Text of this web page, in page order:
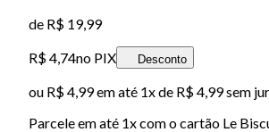
de R$ 19,99
R$ 4,74no PIX Desconto
ou R$ 4,99em até 1x de R$ 4,99sem
Parcele em até 1x com o cartão Le